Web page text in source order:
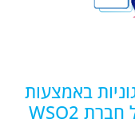
באמצעות